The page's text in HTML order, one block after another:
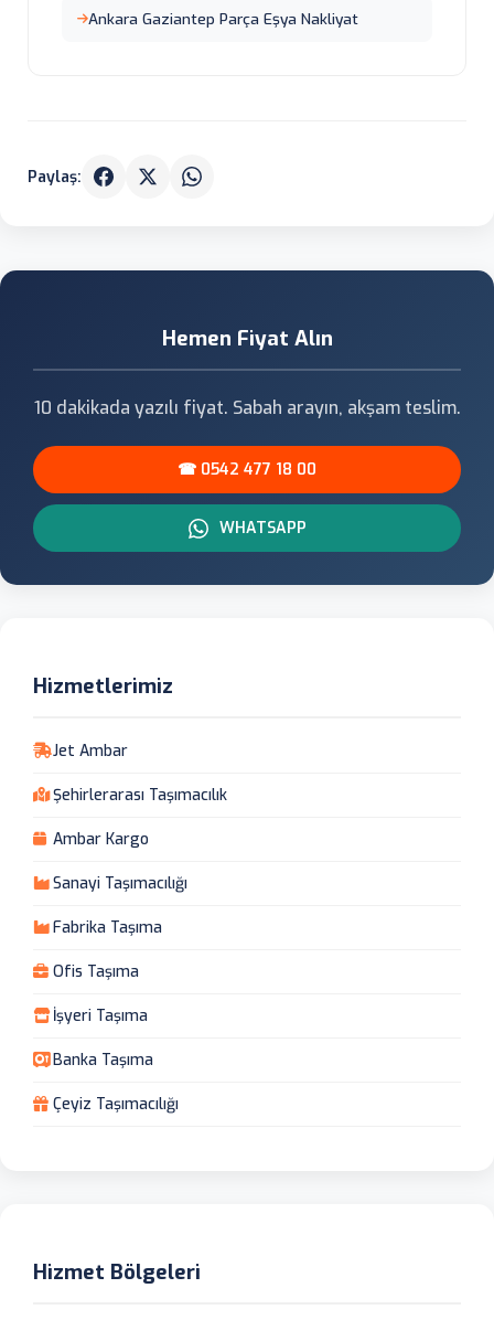
Ankara Gaziantep Parça Eşya Nakliyat
Paylaş:
Hemen Fiyat Alın
10 dakikada yazılı fiyat. Sabah arayın, akşam teslim.
☎ 0542 477 18 00
WHATSAPP
Hizmetlerimiz
Jet Ambar
Şehirlerarası Taşımacılık
Ambar Kargo
Sanayi Taşımacılığı
Fabrika Taşıma
Ofis Taşıma
İşyeri Taşıma
Banka Taşıma
Çeyiz Taşımacılığı
Hizmet Bölgeleri